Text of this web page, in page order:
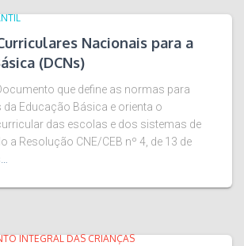
Nacionais para a
(DCNs)
que define as normas para
Educação Básica e orienta o
das escolas e dos sistemas de
a Resolução CNE/CEB nº 4, de 13 de
INTEGRAL DAS CRIANÇAS